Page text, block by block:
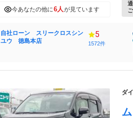
今あなたの他に6人が見ています
自社ローン スリークロスシン
ユウ 徳島本店
5
1572件
ダ